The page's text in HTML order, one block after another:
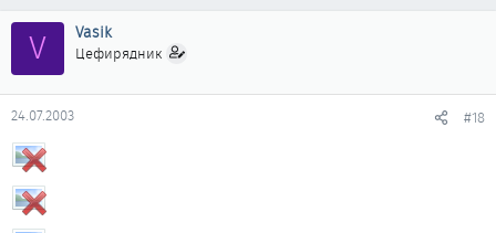
V Vasik
Цефирядник
24.07.2003 #18